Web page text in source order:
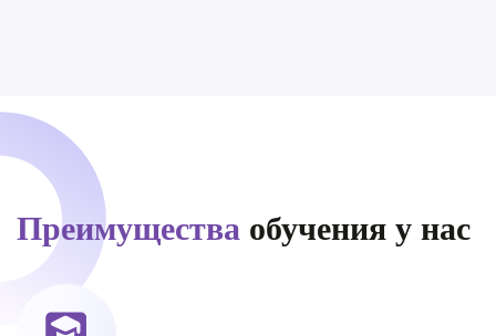
Преимущества обучения у нас